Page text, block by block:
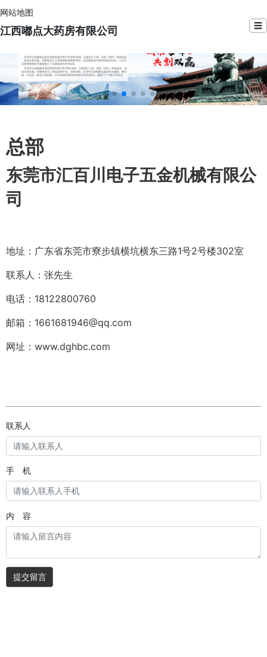
网站地图
江西嘟点大药房有限公司 ☰
总部
东莞市汇百川电子五金机械有限公
司
地址：广东省东莞市寮步镇横坑横东三路1号2号楼302室
联系人：张先生
电话：18122800760
邮箱：1661681946@qq.com
网址：www.dghbc.com
联系人
手 机
内 容
提交留言